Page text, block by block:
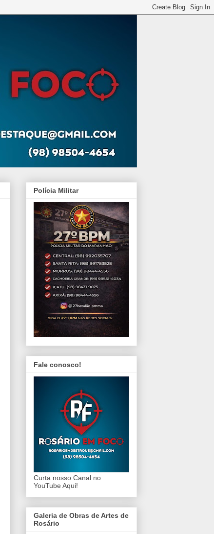
Polícia Militar
Fale conosco!
Curta nosso Canal no
YouTube Aqui!
Galeria de Obras de Artes de
Rosário